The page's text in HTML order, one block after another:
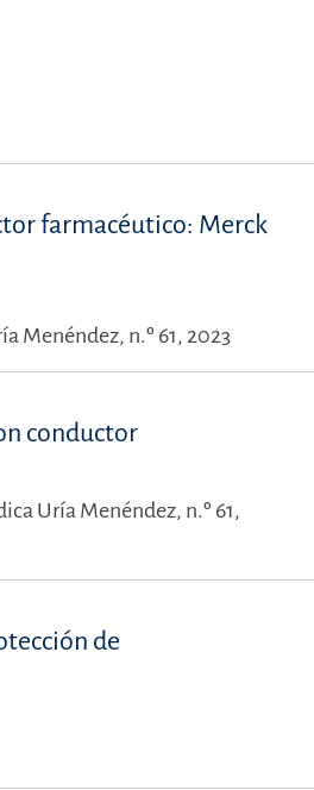
farmacéutico: Merck
Menéndez, n.º 61, 2023
conductor
Uría Menéndez, n.º 61,
de